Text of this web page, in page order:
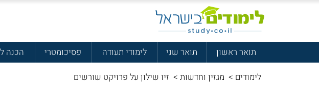
תואר ראשון תואר שני לימודי תעודה פסיכומטרי הכנה
לימודים > מגזין וחדשות > זיו שילון על פרויקט שורשים